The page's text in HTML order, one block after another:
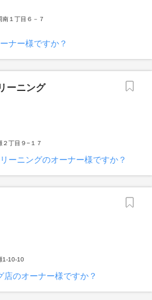
１丁目６－７
ナー様ですか？
ーニング
２丁目９−１７
ーニングのオーナー様ですか？
1-10-10
店のオーナー様ですか？